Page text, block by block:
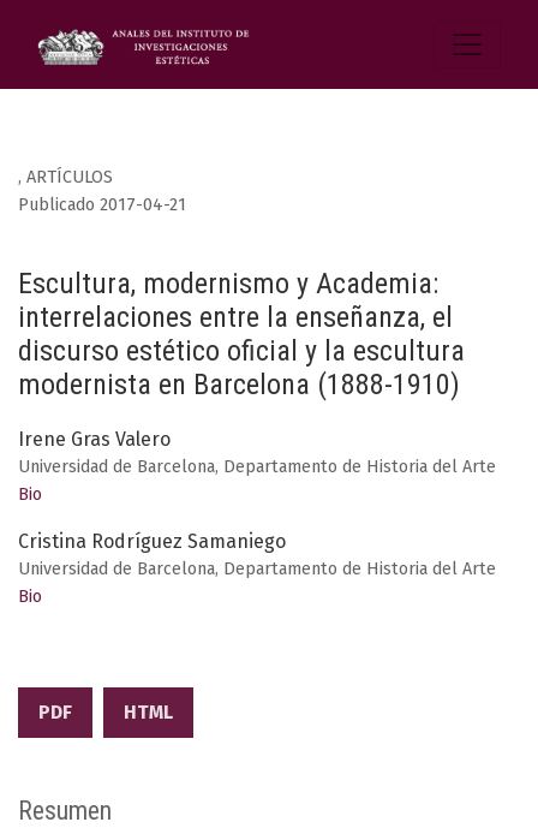
, ARTÍCULOS
Escultura, modernismo y Academia:
interrelaciones entre la enseñanza, el
discurso estético oficial y la escultura
modernista en Barcelona (1888-1910)
Publicado 2017-04-21
Irene Gras Valero
Universidad de Barcelona, Departamento de Historia del Arte
Bio
Cristina Rodríguez Samaniego
Universidad de Barcelona, Departamento de Historia del Arte
Bio
PDF HTML
Resumen